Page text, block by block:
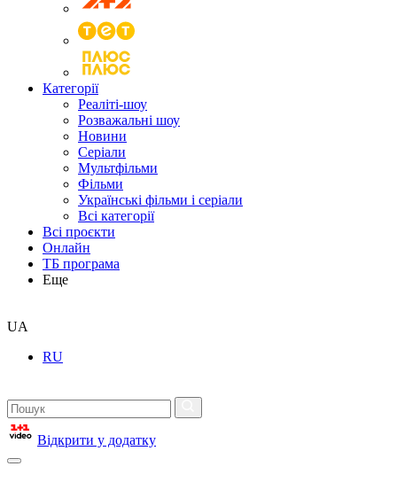
Категорії
Реаліті-шоу
Розважальні шоу
Новини
Серіали
Мультфільми
Фільми
Українські фільми і серіали
Всі категорії
Всі проєкти
Онлайн
ТБ програма
Еще
UA
RU
Відкрити у додатку